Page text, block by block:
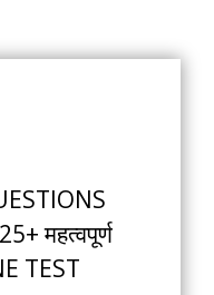
महत्वपूर्ण
TEST